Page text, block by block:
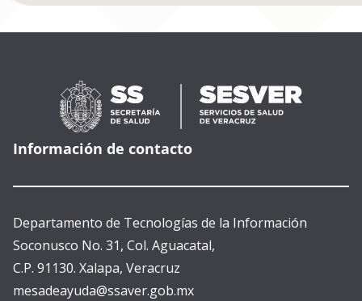
Información de contacto
Departamento de Tecnologías de la Información
Soconusco No. 31, Col. Aguacatal,
C.P. 91130. Xalapa, Veracruz
mesadeayuda@ssaver.gob.mx